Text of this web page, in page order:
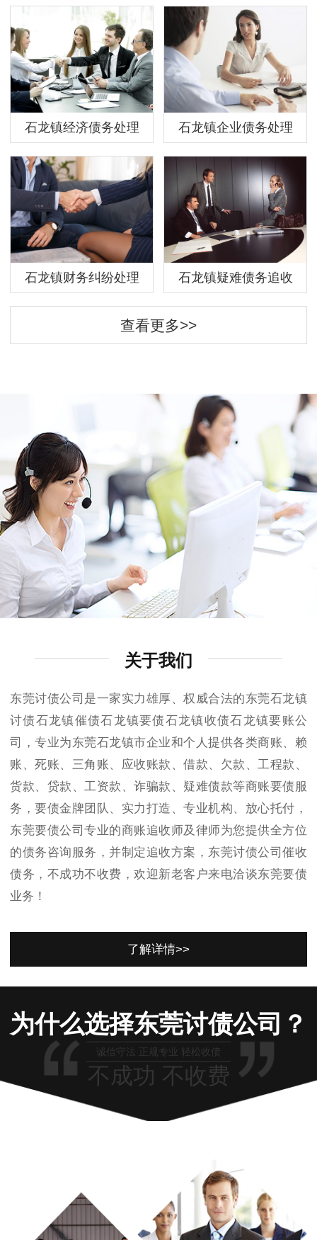
石龙镇经济债务处理 石龙镇企业债务处理
石龙镇财务纠纷处理 石龙镇疑难债务追收
查看更多>>
关于我们
东莞讨债公司是一家实力雄厚、权威合法的东莞石龙镇
讨债石龙镇催债石龙镇要债石龙镇收债石龙镇要账公
司，专业为东莞石龙镇市企业和个人提供各类商账、赖
账、死账、三角账、应收账款、借款、欠款、工程款、
货款、贷款、工资款、诈骗款、疑难债款等商账要债服
务，要债金牌团队、实力打造、专业机构、放心托付，
东莞要债公司专业的商账追收师及律师为您提供全方位
的债务咨询服务，并制定追收方案，东莞讨债公司催收
债务，不成功不收费，欢迎新老客户来电洽谈东莞要债
业务！
了解详情>>
为什么选择东莞讨债公司？
诚信守法 正规专业 轻松收债
不成功 不收费